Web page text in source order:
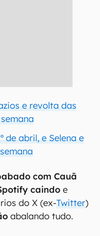
e revolta das
de abril, e Selena e
com Cauã
caindo e
do X (ex-Twitter)
abalando tudo.